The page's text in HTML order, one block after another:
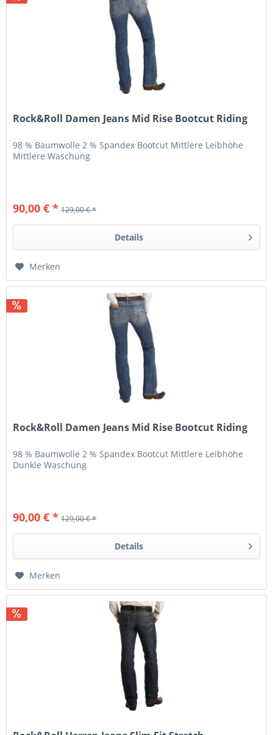
Rock&Roll Damen Jeans Mid Rise Bootcut Riding
98 % Baumwolle 2 % Spandex Bootcut Mittlere Leibhöhe
Mittlere Waschung
90,00 € * 129,00 € *
Details
Merken
Rock&Roll Damen Jeans Mid Rise Bootcut Riding
98 % Baumwolle 2 % Spandex Bootcut Mittlere Leibhöhe
Dunkle Waschung
90,00 € * 129,00 € *
Details
Merken